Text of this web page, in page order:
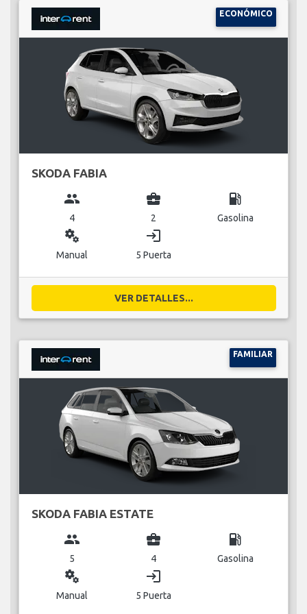
ECONÓMICO
SKODA FABIA
group
4
business_center
2
local_gas_station
Gasolina
miscellaneous_services
Manual
login
5 Puerta
VER DETALLES...
FAMILIAR
SKODA FABIA ESTATE
group
5
business_center
4
local_gas_station
Gasolina
miscellaneous_services
Manual
login
5 Puerta